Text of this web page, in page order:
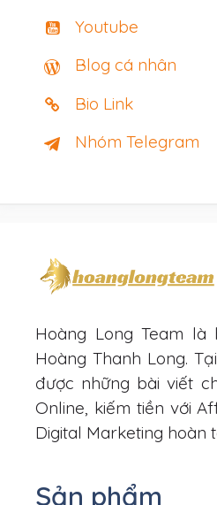
Youtube
Blog cá nhân
Bio Link
Nhóm Telegram
Hoàng Long Team
Hoàng Thanh Long.
được những bài viết
Online, kiếm tiền với
Digital Marketing hoàn
Sản phẩm